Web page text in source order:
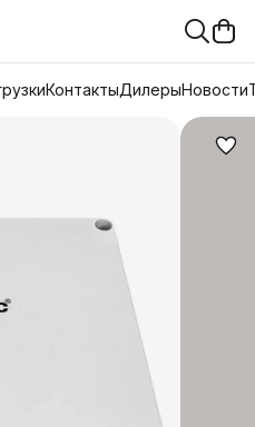
КонтактыДилерыНовости